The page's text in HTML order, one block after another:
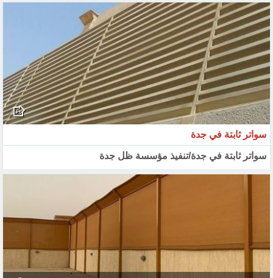
سواتر ثابتة في جدة
سواتر ثابتة في جدة/تنفيذ مؤسسة ظل جدة